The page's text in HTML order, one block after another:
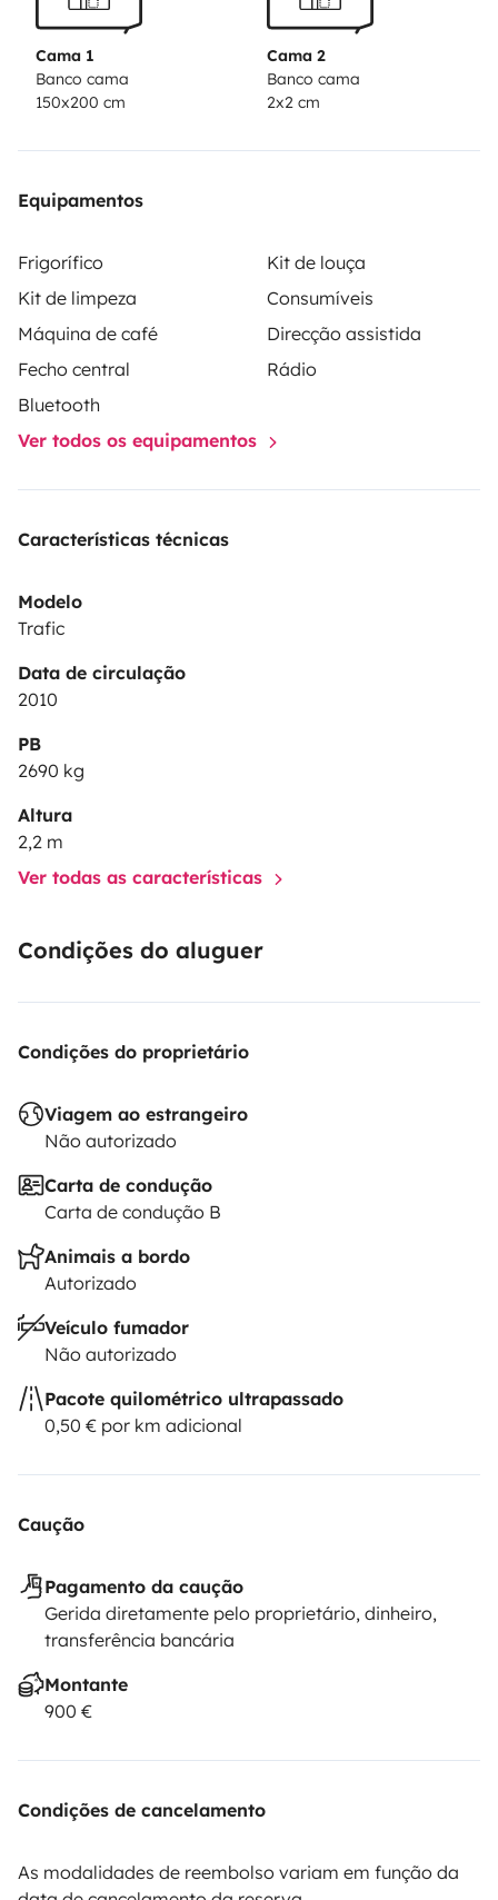
desplegable, mesita interior para comer, mesa exterior
cuando abates el asiento trasero, radio con Bluetooth.
Cama 1
Banco cama
150x200 cm
Cama 2
Banco cama
2x2 cm
Equipamentos
Frigorífico
Kit de louça
Kit de limpeza
Consumíveis
Máquina de café
Direcção assistida
Fecho central
Rádio
Bluetooth
Ver todos os equipamentos
Características técnicas
Modelo
Trafic
Data de circulação
2010
PB
2690 kg
Altura
2,2 m
Ver todas as características
Condições do aluguer
Condições do proprietário
Viagem ao estrangeiro
Não autorizado
Carta de condução
Carta de condução B
Animais a bordo
Autorizado
Veículo fumador
Não autorizado
Pacote quilométrico ultrapassado
0,50 € por km adicional
Caução
Pagamento da caução
Gerida diretamente pelo proprietário, dinheiro,
transferência bancária
Montante
900 €
Condições de cancelamento
As modalidades de reembolso variam em função da